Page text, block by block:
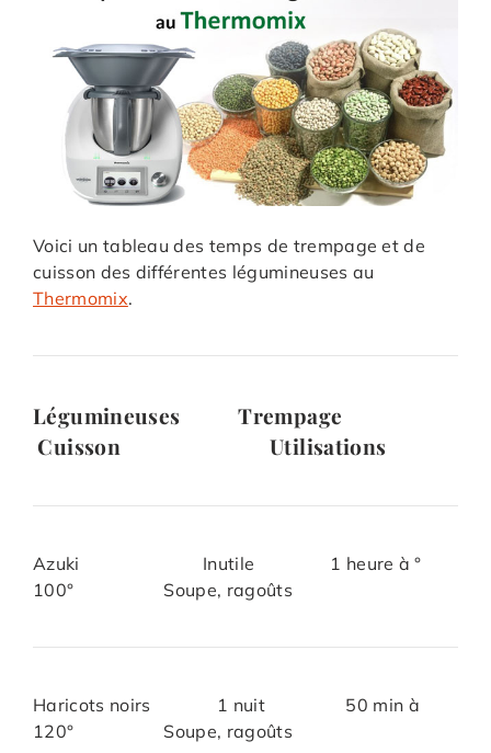
Voici un tableau des temps de trempage et de
cuisson des différentes légumineuses au
Thermomix.
Légumineuses Trempage
Cuisson Utilisations
Azuki Inutile 1 heure à °
100° Soupe, ragoûts
Haricots noirs 1 nuit 50 min à
120° Soupe, ragoûts